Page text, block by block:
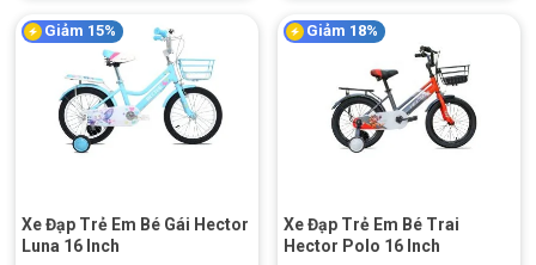
Giảm 15%
Xe Đạp Trẻ Em Bé Gái Hector
Luna 16 Inch
Giảm 18%
Xe Đạp Trẻ Em Bé Trai
Hector Polo 16 Inch